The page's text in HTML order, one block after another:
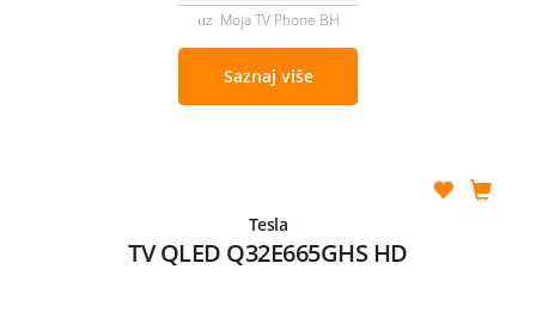
uz Moja TV Phone BH
Saznaj više
Tesla
TV QLED Q32E665GHS HD